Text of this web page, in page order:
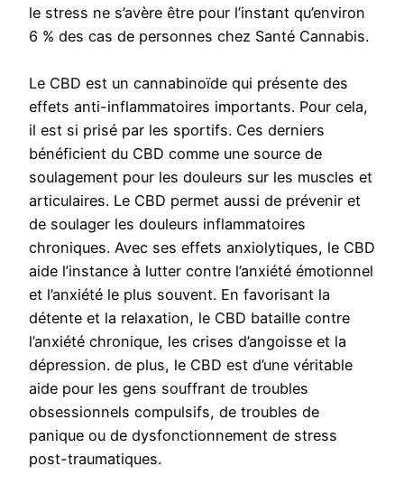
le stress ne s’avère être pour l’instant qu’environ
6 % des cas de personnes chez Santé Cannabis.
Le CBD est un cannabinoïde qui présente des
effets anti-inflammatoires importants. Pour cela,
il est si prisé par les sportifs. Ces derniers
bénéficient du CBD comme une source de
soulagement pour les douleurs sur les muscles et
articulaires. Le CBD permet aussi de prévenir et
de soulager les douleurs inflammatoires
chroniques. Avec ses effets anxiolytiques, le CBD
aide l’instance à lutter contre l’anxiété émotionnel
et l’anxiété le plus souvent. En favorisant la
détente et la relaxation, le CBD bataille contre
l’anxiété chronique, les crises d’angoisse et la
dépression. de plus, le CBD est d’une véritable
aide pour les gens souffrant de troubles
obsessionnels compulsifs, de troubles de
panique ou de dysfonctionnement de stress
post-traumatiques.